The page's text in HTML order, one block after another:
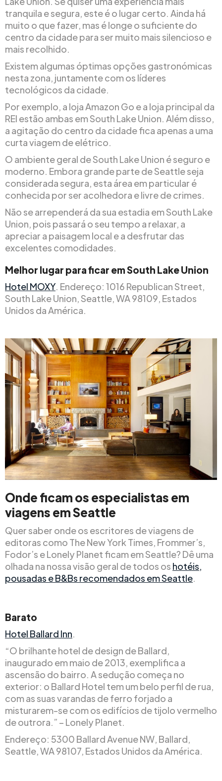
tranquila e segura, este é o lugar certo. Ainda há
muito o que fazer, mas é longe o suficiente do
centro da cidade para ser muito mais silencioso e
mais recolhido.
Existem algumas óptimas opções gastronómicas
nesta zona, juntamente com os líderes
tecnológicos da cidade.
Por exemplo, a loja Amazon Go e a loja principal da
REI estão ambas em South Lake Union. Além disso,
a agitação do centro da cidade fica apenas a uma
curta viagem de elétrico.
O ambiente geral de South Lake Union é seguro e
moderno. Embora grande parte de Seattle seja
considerada segura, esta área em particular é
conhecida por ser acolhedora e livre de crimes.
Não se arrependerá da sua estadia em South Lake
Union, pois passará o seu tempo a relaxar, a
apreciar a paisagem local e a desfrutar das
excelentes comodidades.
Melhor lugar para ficar em South Lake Union
Hotel MOXY. Endereço: 1016 Republican Street,
South Lake Union, Seattle, WA 98109, Estados
Unidos da América.
Onde ficam os especialistas em
viagens em Seattle
Quer saber onde os escritores de viagens de
editoras como The New York Times, Frommer’s,
Fodor’s e Lonely Planet ficam em Seattle? Dê uma
olhada na nossa visão geral de todos os hotéis,
pousadas e B&Bs recomendados em Seattle.
Barato
Hotel Ballard Inn.
“O brilhante hotel de design de Ballard,
inaugurado em maio de 2013, exemplifica a
ascensão do bairro. A sedução começa no
exterior: o Ballard Hotel tem um belo perfil de rua,
com as suas varandas de ferro forjado a
misturarem-se com os edifícios de tijolo vermelho
de outrora.” – Lonely Planet.
Endereço: 5300 Ballard Avenue NW, Ballard,
Seattle, WA 98107, Estados Unidos da América.